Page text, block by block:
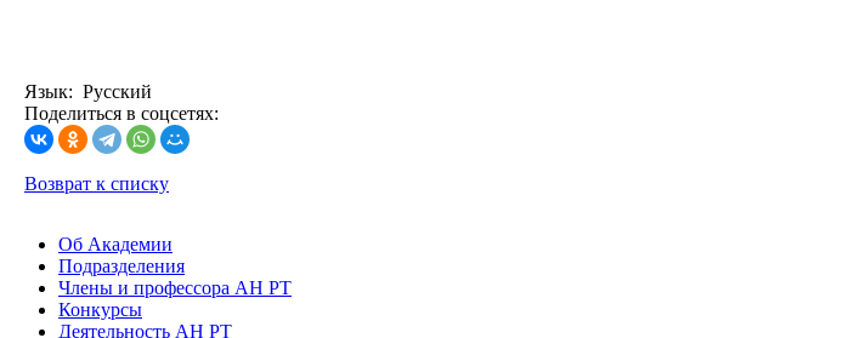
Язык: Русский
Поделиться в соцсетях:
Возврат к списку
Об Академии
Подразделения
Члены и профессора АН РТ
Конкурсы
Деятельность АН РТ